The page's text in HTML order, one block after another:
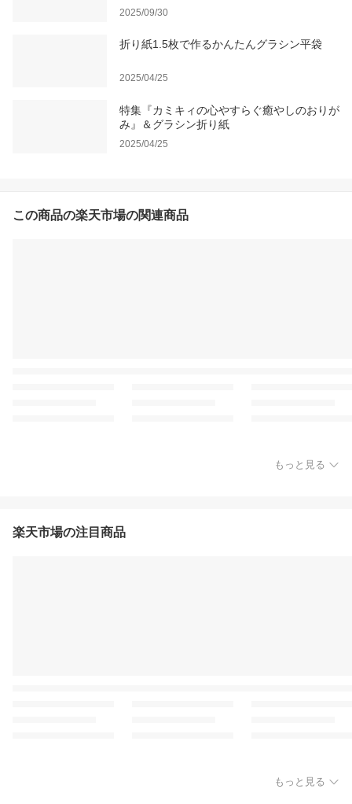
2025/09/30
折り紙1.5枚で作るかんたんグラシン平袋
2025/04/25
特集『カミキィの心やすらぐ癒やしのおりが
み』＆グラシン折り紙
2025/04/25
この商品の楽天市場の関連商品
もっと見る
楽天市場の注目商品
もっと見る